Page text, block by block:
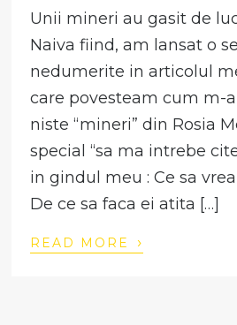
Unii mineri au gasit de
Naiva fiind, am lansat o
nedumerite in articolul
care povesteam cum m-
niste “mineri” din Rosia
special “sa ma intrebe
in gindul meu : Ce sa
De ce sa faca ei atita […]
READ MORE ›